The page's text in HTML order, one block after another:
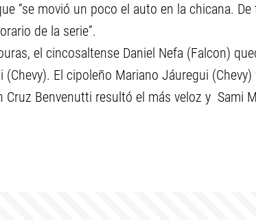
“se movió un poco el auto en la chicana.
de la serie”.
el cincosaltense Daniel Nefa (Falcon)
(Chevy). El cipoleño Mariano Jáuregui (Chevy)
Cruz Benvenutti resultó el más veloz y Sami